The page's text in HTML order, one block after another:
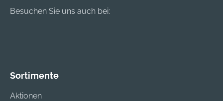
Besuchen Sie uns auch bei:
Sortimente
Aktionen